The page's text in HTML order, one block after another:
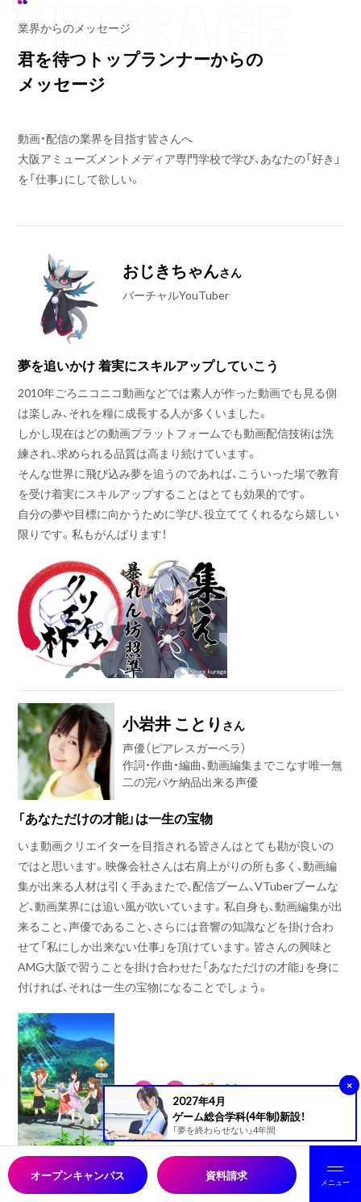
業界からのメッセージ
君を待つトップランナーからの
メッセージ
動画・配信の業界を目指す皆さんへ
大阪アミューズメントメディア専門学校で学び、あなたの「好き」
を「仕事」にして欲しい。
おじきちゃんさん
バーチャルYouTuber
夢を追いかけ 着実にスキルアップしていこう
2010年ごろニコニコ動画などでは素人が作った動画でも見る側
は楽しみ、それを糧に成長する人が多くいました。
しかし現在はどの動画プラットフォームでも動画配信技術は洗
練され、求められる品質は高まり続けています。
そんな世界に飛び込み夢を追うのであれば、こういった場で教育
を受け着実にスキルアップすることはとても効果的です。
自分の夢や目標に向かうために学び、役立ててくれるなら嬉しい
限りです。私もがんばります！
小岩井 ことり さん
声優（ピアレスガーベラ）
作詞・作曲・編曲、動画編集までこなす唯一無
二の完パケ納品出来る声優
「あなただけの才能」は一生の宝物
いま動画クリエイターを目指される皆さんはとても勘が良いの
ではと思います。映像会社さんは右肩上がりの所も多く、動画編
集が出来る人材は引く手あまたで、配信ブーム、VTuberブームな
ど、動画業界には追い風が吹いています。私自身も、動画編集が出
来ること、声優であること、さらには音響の知識などを掛け合わ
せて「私にしか出来ない仕事」を頂けています。皆さんの興味と
AMG大阪で習うことを掛け合わせた「あなただけの才能」を身に
付ければ、それは一生の宝物になることでしょう。
2027年4月
ゲーム総合学科(4年制)新設！
「夢を終わらせない」4年間
×
メニュー
オープンキャンパス 資料請求